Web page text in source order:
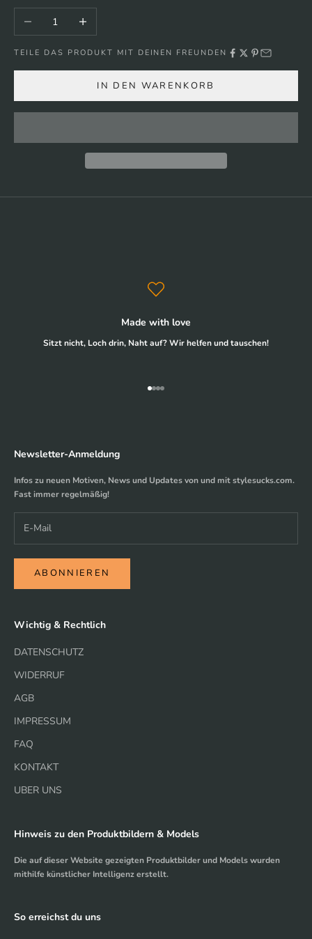
Anzahl verringernAnzahl erhöhen
TEILE DAS PRODUKT MIT DEINEN FREUNDEN
IN DEN WARENKORB
Made with love
Sitzt nicht, Loch drin, Naht auf? Wir helfen und tauschen!
Gehe zu Element 1
Gehe zu Element 2
Gehe zu Element 3
Gehe zu Element 4
Newsletter-Anmeldung
Infos zu neuen Motiven, News und Updates von und mit stylesucks.com.
Fast immer regelmäßig!
ABONNIEREN
Wichtig & Rechtlich
DATENSCHUTZ
WIDERRUF
AGB
IMPRESSUM
FAQ
KONTAKT
UBER UNS
Hinweis zu den Produktbildern & Models
Die auf dieser Website gezeigten Produktbilder und Models wurden
mithilfe künstlicher Intelligenz erstellt.
So erreichst du uns